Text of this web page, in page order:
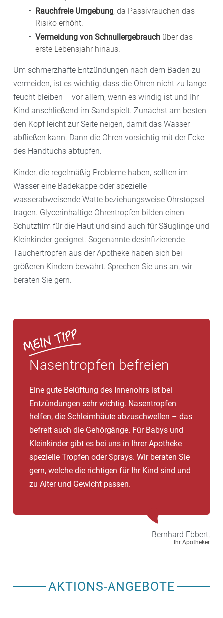
Rauchfreie Umgebung, da Passivrauchen das
Risiko erhöht.
Vermeidung von Schnullergebrauch über das
erste Lebensjahr hinaus.
Um schmerzhafte Entzündungen nach dem Baden zu
vermeiden, ist es wichtig, dass die Ohren nicht zu lange
feucht bleiben – vor allem, wenn es windig ist und Ihr
Kind anschließend im Sand spielt. Zunächst am besten
den Kopf leicht zur Seite neigen, damit das Wasser
abfließen kann. Dann die Ohren vorsichtig mit der Ecke
des Handtuchs abtupfen.
Kinder, die regelmäßig Probleme haben, sollten im
Wasser eine Badekappe oder spezielle
wasserabweisende Watte beziehungsweise Ohrstöpsel
tragen. Glycerinhaltige Ohrentropfen bilden einen
Schutzfilm für die Haut und sind auch für Säuglinge und
Kleinkinder geeignet. Sogenannte desinfizierende
Tauchertropfen aus der Apotheke haben sich bei
größeren Kindern bewährt. Sprechen Sie uns an, wir
beraten Sie gern.
Nasentropfen befreien
Eine gute Belüftung des Innenohrs ist bei
Entzündungen sehr wichtig. Nasentropfen
helfen, die Schleimhäute abzuschwellen – das
befreit auch die Gehörgänge. Für Babys und
Kleinkinder gibt es bei uns in Ihrer Apotheke
spezielle Tropfen oder Sprays. Wir beraten Sie
gern, welche die richtigen für Ihr Kind sind und
zu Alter und Gewicht passen.
Bernhard Ebbert,
Ihr Apotheker
AKTIONS-ANGEBOTE